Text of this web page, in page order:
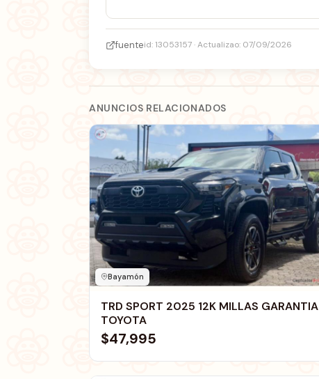
fuenteid: 13053157 · Actualizao: 07/09/2026
ANUNCIOS RELACIONADOS
Bayamón
TRD SPORT 2025 12K MILLAS GARANTIA
TOYOTA
$47,995